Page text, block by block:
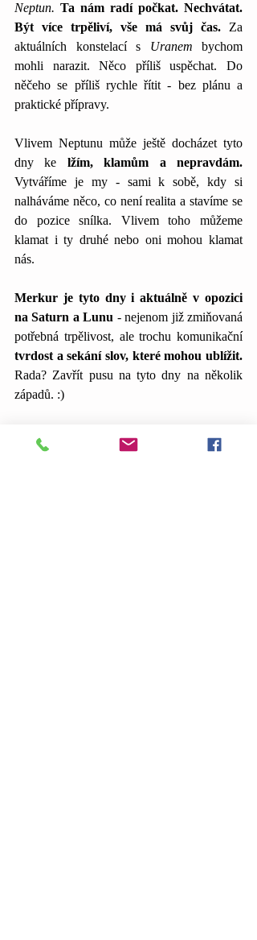
Neptun. Ta nám radí počkat. Nechvátat.
Být více trpěliví, vše má svůj čas. Za
aktuálních konstelací s Uranem bychom
mohli narazit. Něco příliš uspěchat. Do
něčeho se příliš rychle řítit - bez plánu a
praktické přípravy.
Vlivem Neptunu může ještě docházet tyto
dny ke lžím, klamům a nepravdám.
Vytváříme je my - sami k sobě, kdy si
nalháváme něco, co není realita a stavíme se
do pozice snílka. Vlivem toho můžeme
klamat i ty druhé nebo oni mohou klamat
nás.
Merkur je tyto dny i aktuálně v opozici
na Saturn a Lunu - nejenom již zmiňovaná
potřebná trpělivost, ale trochu komunikační
Rada? Zavřít pusu na tyto dny na několik
západů. :)